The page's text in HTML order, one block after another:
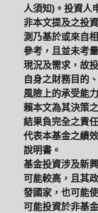
人須知)。投資人
非本文提及之投
測乃基於或來自
參考，且並未考
現況及需求，故
自身之財務目的
風險上的承受能
賴本文為其決策
結果負完全之責
代表本基金之績
說明書。
基金投資涉及新
可能較高，且其
發國家，也可能
可能投資於非基